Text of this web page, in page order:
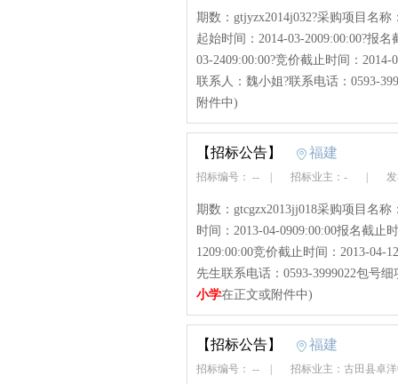
期数：gtjyzx2014j032?采购项目名
起始时间：2014-03-2009:00:00?报
03-2409:00:00?竞价截止时间：
联系人：魏小姐?联系电话：0593-
附件中)
【招标公告】 福建
招标编号： -- 招标业主：- 发
期数：gtcgzx2013jj018采购项目名
时间：2013-04-0909:00:00报名截止
1209:00:00竞价截止时间：2013-04-
先生联系电话：0593-3999022包号
小学在正文或附件中)
【招标公告】 福建
招标编号： -- 招标业主：古田县卓